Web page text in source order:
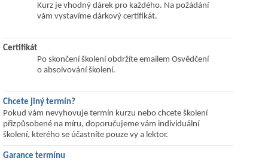
Kurz je vhodný dárek pro každého. Na požádání
vám vystavíme dárkový certifikát.
Certifikát
Po skončení školení obdržíte emailem Osvědčení
o absolvování školení.
Chcete jiný termín?
Pokud vám nevyhovuje termín kurzu nebo chcete školení
přizpůsobené na míru, doporučujeme vám individuální
školení, kterého se účastníte pouze vy a lektor.
Garance termínu